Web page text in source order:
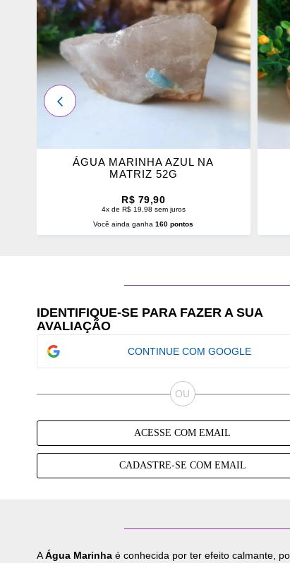
OS
FAVORITOS
ÁGUA MARINHA AZUL NA
MATRIZ 52G
R$ 79,90
4x de R$ 19,98 sem juros
Você ainda ganha160 pontos
ANTERIOR
IDENTIFIQUE-SE PARA FAZER A SUA
AVALIAÇÃO
CONTINUE COM GOOGLE
ACESSE COM EMAIL
CADASTRE-SE COM EMAIL
AÁgua Marinha é conhecida por ter efeito calmante,